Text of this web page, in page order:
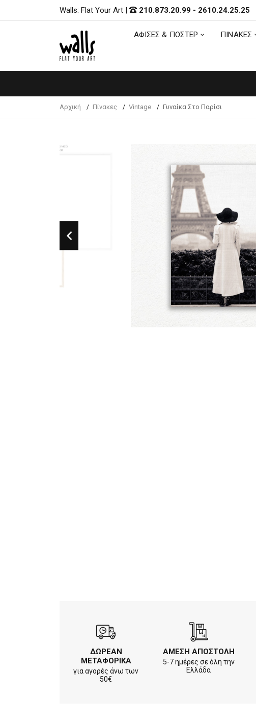
ΑΦΙΣΕΣ & ΠΟΣΤΕΡ ΠΙΝΑΚΕΣ
Walls: Flat Your Art | 210.873.20.99 - 2610.24.25.25
ΑΦΙΣΕΣ & ΠΟΣΤΕΡ ΠΙΝΑΚΕΣ
Αρχική Πίνακες Vintage Γυναίκα Στο Παρίσι
ΔΩΡΕΑΝ
ΜΕΤΑΦΟΡΙΚΑ
για αγορές άνω των
50€
ΑΜΕΣΗ ΑΠΟΣΤΟΛΗ
5-7 ημέρες σε όλη την
Ελλάδα